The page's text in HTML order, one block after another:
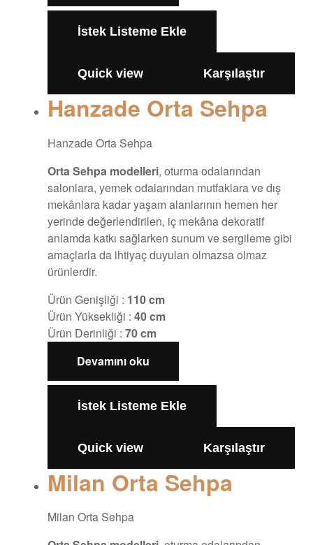
İstek Listeme Ekle
Quick view Karşılaştır
Hanzade Orta Sehpa
Hanzade Orta Sehpa
Orta Sehpa modelleri, oturma odalarından
salonlara, yemek odalarından mutfaklara ve dış
mekânlara kadar yaşam alanlarının hemen her
yerinde değerlendirilen, iç mekâna dekoratif
anlamda katkı sağlarken sunum ve sergileme gibi
amaçlarla da ihtiyaç duyulan olmazsa olmaz
ürünlerdir.
Ürün Genişliği : 110 cm
Ürün Yüksekliği : 40 cm
Ürün Derinliği : 70 cm
Devamını oku
İstek Listeme Ekle
Quick view Karşılaştır
Milan Orta Sehpa
Milan Orta Sehpa